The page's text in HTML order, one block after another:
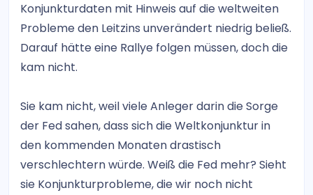
Konjunkturdaten mit Hinweis auf die weltweiten
Probleme den Leitzins unverändert niedrig beließ.
Darauf hätte eine Rallye folgen müssen, doch die
kam nicht.
Sie kam nicht, weil viele Anleger darin die Sorge
der Fed sahen, dass sich die Weltkonjunktur in
den kommenden Monaten drastisch
verschlechtern würde. Weiß die Fed mehr? Sieht
sie Konjunkturprobleme, die wir noch nicht